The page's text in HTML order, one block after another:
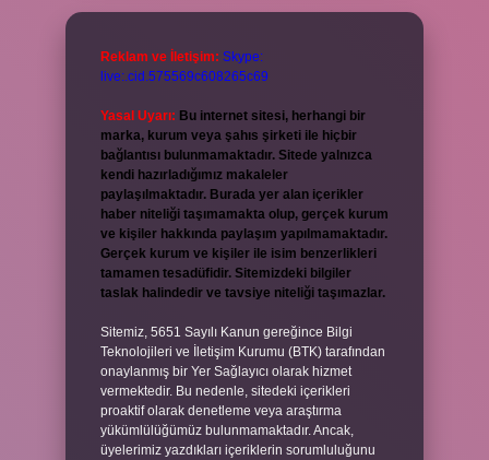
Reklam ve İletişim: Skype:
live:.cid.575569c608265c69
Yasal Uyarı: Bu internet sitesi, herhangi bir
marka, kurum veya şahıs şirketi ile hiçbir
bağlantısı bulunmamaktadır. Sitede yalnızca
kendi hazırladığımız makaleler
paylaşılmaktadır. Burada yer alan içerikler
haber niteliği taşımamakta olup, gerçek kurum
ve kişiler hakkında paylaşım yapılmamaktadır.
Gerçek kurum ve kişiler ile isim benzerlikleri
tamamen tesadüfidir. Sitemizdeki bilgiler
taslak halindedir ve tavsiye niteliği taşımazlar.
Sitemiz, 5651 Sayılı Kanun gereğince Bilgi
Teknolojileri ve İletişim Kurumu (BTK) tarafından
onaylanmış bir Yer Sağlayıcı olarak hizmet
vermektedir. Bu nedenle, sitedeki içerikleri
proaktif olarak denetleme veya araştırma
yükümlülüğümüz bulunmamaktadır. Ancak,
üyelerimiz yazdıkları içeriklerin sorumluluğunu